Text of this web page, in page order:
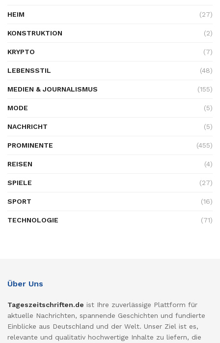
HEIM (27)
KONSTRUKTION (2)
KRYPTO (7)
LEBENSSTIL (48)
MEDIEN & JOURNALISMUS (155)
MODE (5)
NACHRICHT (5)
PROMINENTE (455)
REISEN (4)
SPIELE (27)
SPORT (16)
TECHNOLOGIE (71)
Über Uns
Tageszeitschriften.de ist Ihre zuverlässige Plattform für
aktuelle Nachrichten, spannende Geschichten und fundierte
Einblicke aus Deutschland und der Welt. Unser Ziel ist es,
relevante und qualitativ hochwertige Inhalte zu liefern, die